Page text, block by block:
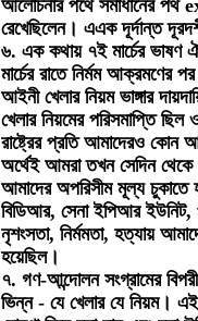
আলোচনার পথে সমাধানের পথ
রেখেছিলেন। এএক দূর্দান্ত
৬. এক কথায় ৭ই মার্চের ভাষণ
মার্চের রাতে নির্মম
আইনী খেলার নিয়ম ভাঙ্গার
খেলার নিয়মের পরিসমাপ্তি
রাষ্ট্রের প্রতি আমাদেরও কোন
অর্থেই আমরা তখন সেদিন
আমাদের অপরিসীম মূল্য চুকাতে
বিডিআর, সেনা ইপিআর ইউনিট,
নৃশংসতা, নির্মমতা, হত্যায়
হয়েছিল।
৭. গণ-আন্দোলন সংগ্রামের
ভিন্ন - যে খেলার যে নিয়ম।